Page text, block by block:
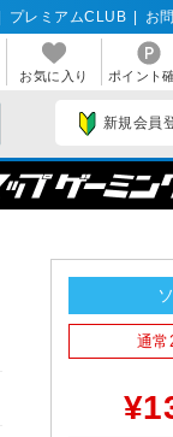
プレミアムCLUB お
お気に入り ポイント
新規会員
通常